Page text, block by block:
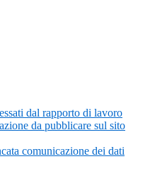
dal rapporto di lavoro
da pubblicare sul sito
comunicazione dei dati